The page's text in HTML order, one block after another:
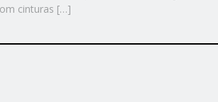
cinturas […]